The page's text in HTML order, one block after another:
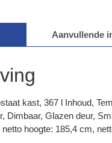
Aanvullende
kast, 367 l Inhoud,
Dimbaar, Glazen deur,
hoogte: 185,4 cm,